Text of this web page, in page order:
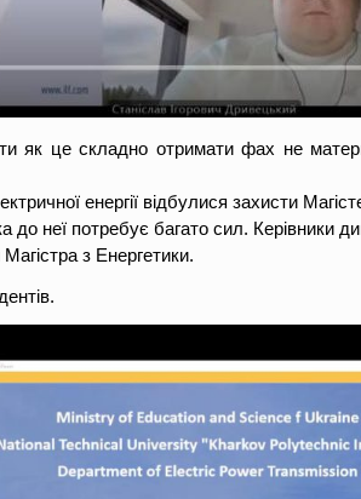
як це складно отримати фах не
енергії відбулися захисти
до неї потребує багато сил. Керівники
з Енергетики.